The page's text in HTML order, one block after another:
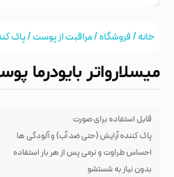
خانه/فروشگاه/مراقبت از پوست/پاک
میسلارواتر بایودرما پوست
قابل استفاده برای صورت
پاک کننده آرایش (حتی ضد آب) و آلودگی ها
احساس طراوت و نرمی پس از هر بار استفاده
بدون نیاز به شستشو